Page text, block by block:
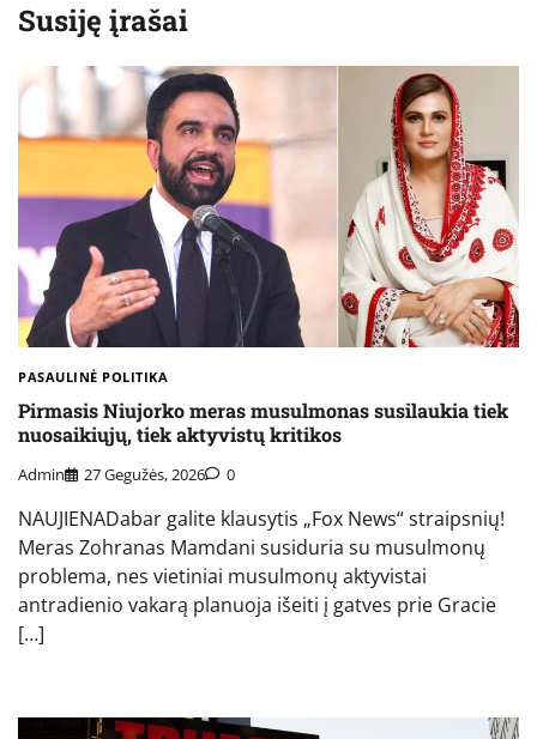
Susiję įrašai
PASAULINĖ POLITIKA
Pirmasis Niujorko meras musulmonas susilaukia tiek
nuosaikiųjų, tiek aktyvistų kritikos
Admin 27 Gegužės, 2026 0
NAUJIENADabar galite klausytis „Fox News“ straipsnių!
Meras Zohranas Mamdani susiduria su musulmonų
problema, nes vietiniai musulmonų aktyvistai
antradienio vakarą planuoja išeiti į gatves prie Gracie
[…]